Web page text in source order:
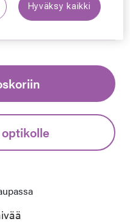
–50 %,
tuotteet!
Hyväksy kaikki